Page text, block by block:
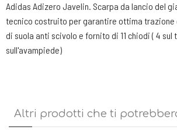
Adidas Adizero Javelin. Scarpa da lancio del
tecnico costruito per garantire ottima trazione
di suola anti scivolo e fornito di 11 chiodi ( 4 sul
sull'avampiede)
Altri prodotti che ti